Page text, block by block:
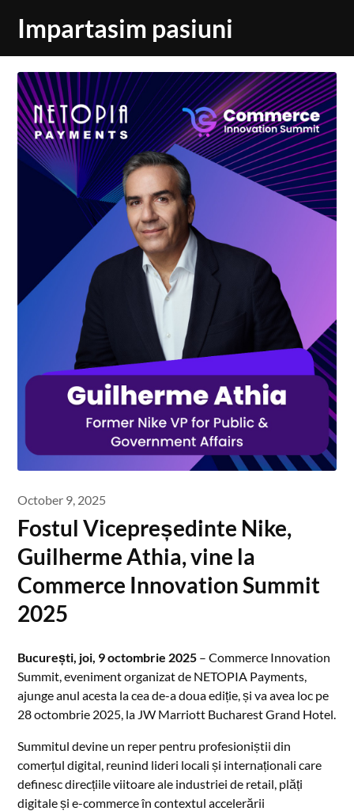
Impartasim pasiuni
October 9, 2025
Fostul Vicepreședinte Nike,
Guilherme Athia, vine la
Commerce Innovation Summit
2025
București, joi, 9 octombrie 2025 – Commerce Innovation
Summit, eveniment organizat de NETOPIA Payments,
ajunge anul acesta la cea de-a doua ediție, și va avea loc pe
28 octombrie 2025, la JW Marriott Bucharest Grand Hotel.
Summitul devine un reper pentru profesioniștii din
comerțul digital, reunind lideri locali și internaționali care
definesc direcțiile viitoare ale industriei de retail, plăți
digitale și e-commerce în contextul accelerării